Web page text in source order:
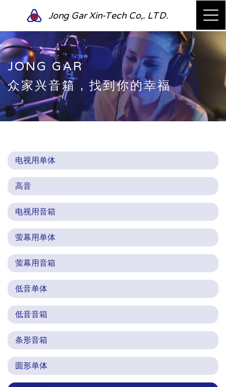
Jong Gar Xin-Tech Co,. LTD.
JONG GAR
众家兴音箱，找到你的幸福
电视用单体
高音
电视用音箱
萤幕用单体
萤幕用音箱
低音单体
低音音箱
条形音箱
圆形单体